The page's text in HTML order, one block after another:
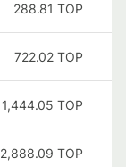
288.81 TOP
722.02 TOP
1,444.05 TOP
2,888.09 TOP